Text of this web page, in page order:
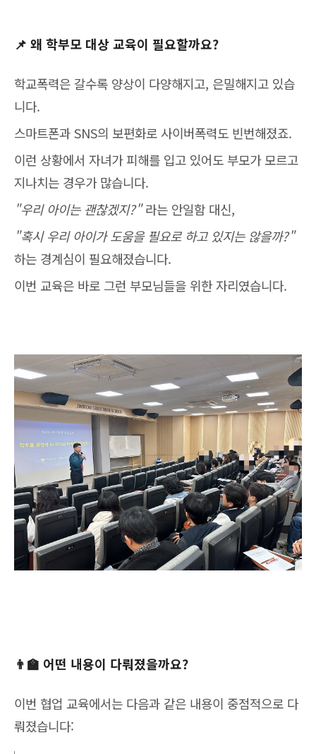
📌 왜 학부모 대상 교육이 필요할까요?
학교폭력은 갈수록 양상이 다양해지고, 은밀해지고 있습
니다.
스마트폰과 SNS의 보편화로 사이버폭력도 빈번해졌죠.
이런 상황에서 자녀가 피해를 입고 있어도 부모가 모르고
지나치는 경우가 많습니다.
"우리 아이는 괜찮겠지?"라는 안일함 대신,
"혹시 우리 아이가 도움을 필요로 하고 있지는 않을까?"
하는 경계심이 필요해졌습니다.
이번 교육은 바로 그런 부모님들을 위한 자리였습니다.
👨‍🏫 어떤 내용이 다뤄졌을까요?
이번 협업 교육에서는 다음과 같은 내용이 중점적으로 다
뤄졌습니다: